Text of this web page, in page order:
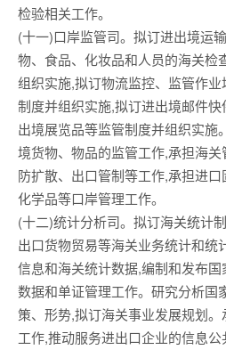
检验相关工作。
(十一)口岸监管司。拟订进出境运
物、食品、化妆品和人员的海关检
组织实施,拟订物流监控、监管作
制度并组织实施,拟订进出境邮件
出境展览品等监管制度并组织实施
境货物、物品的监管工作,承担海关
防扩散、出口管制等工作,承担进
化学品等口岸管理工作。
(十二)统计分析司。拟订海关统计
出口货物贸易等海关业务统计和统
信息和海关统计数据,编制和发布
数据和单证管理工作。研究分析国
策、形势,拟订海关事业发展规划
工作,推动服务进出口企业的信息公